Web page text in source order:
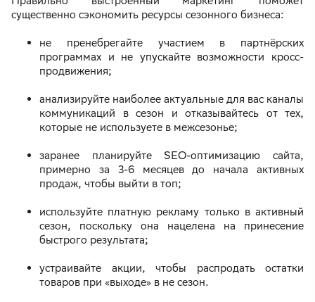
существенно сэкономить ресурсы сезонного бизнеса:
не пренебрегайте участием в партнёрских
программах и не упускайте возможности кросс-
продвижения;
анализируйте наиболее актуальные для вас каналы
коммуникаций в сезон и отказывайтесь от тех,
которые не используете в межсезонье;
заранее планируйте SEO-оптимизацию сайта,
примерно за 3-6 месяцев до начала активных
продаж, чтобы выйти в топ;
используйте платную рекламу только в активный
сезон, поскольку она нацелена на принесение
быстрого результата;
устраивайте акции, чтобы распродать остатки
товаров при «выходе» в не сезон.